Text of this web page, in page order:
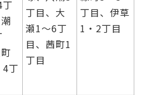
丁
丁目、大
瀬1～6丁
目、茜町1
丁目
丁目、伊草
1・2丁目